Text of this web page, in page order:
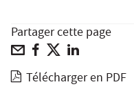
Partager cette page
Télécharger en PDF